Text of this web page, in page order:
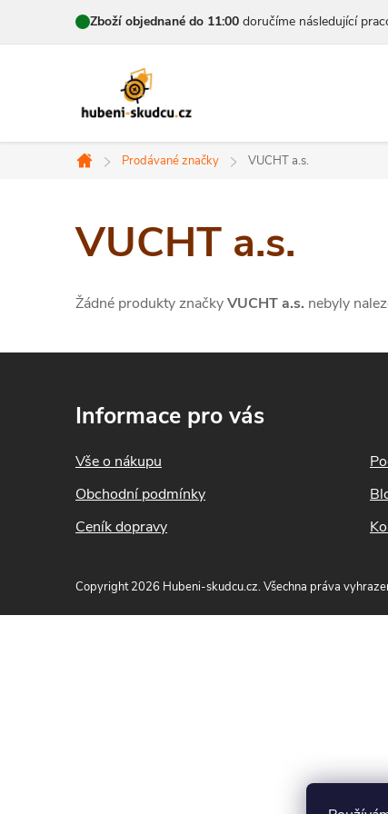
Zboží objednané do 11:00 doručíme následující
Domů
Prodávané značky VUCHT a.s.
VUCHT a.s.
Žádné produkty značkyVUCHT a.s. nebyly
Informace pro vás
Vše o nákupu
Obchodní podmínky
Ceník dopravy
Copyright 2026 Hubeni-skudcu.cz. Všechna práva